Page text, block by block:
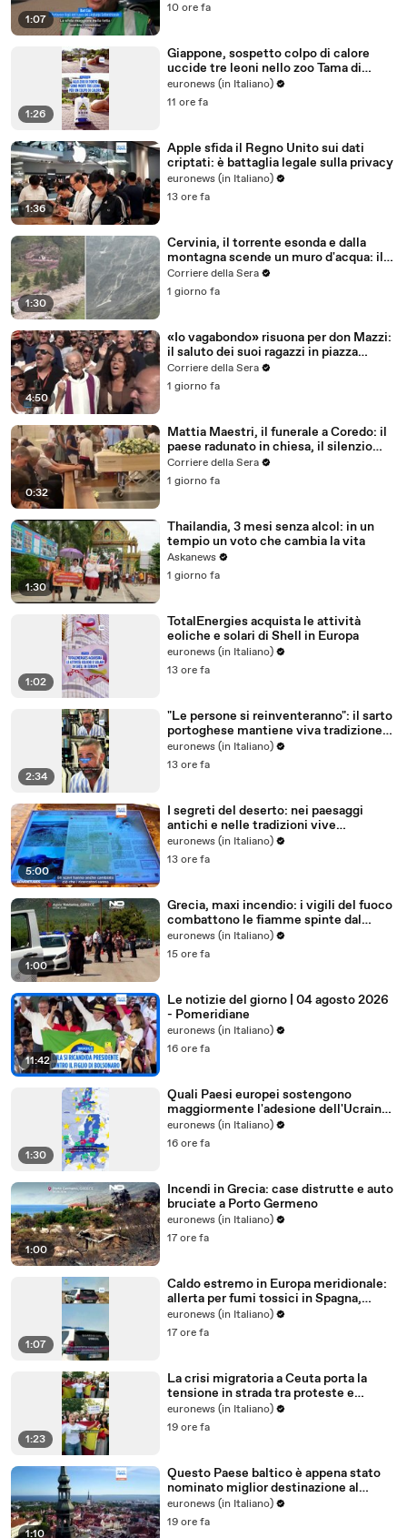
1:07
10 ore fa
1:26
Giappone, sospetto colpo di calore
uccide tre leoni nello zoo Tama di
Tokyo
euronews (in Italiano)
11 ore fa
1:36
Apple sfida il Regno Unito sui dati
criptati: è battaglia legale sulla privacy
euronews (in Italiano)
13 ore fa
1:30
Cervinia, il torrente esonda e dalla
montagna scende un muro d'acqua: il
video del nubifragio
Corriere della Sera
1 giorno fa
4:50
«Io vagabondo» risuona per don Mazzi:
il saluto dei suoi ragazzi in piazza
Sant'Ambrogio
Corriere della Sera
1 giorno fa
0:32
Mattia Maestri, il funerale a Coredo: il
paese radunato in chiesa, il silenzio
della famiglia, gli abbracci
Corriere della Sera
1 giorno fa
1:30
Thailandia, 3 mesi senza alcol: in un
tempio un voto che cambia la vita
Askanews
1 giorno fa
1:02
TotalEnergies acquista le attività
eoliche e solari di Shell in Europa
euronews (in Italiano)
13 ore fa
2:34
"Le persone si reinventeranno": il sarto
portoghese mantiene viva tradizione
degli abiti su misura
euronews (in Italiano)
13 ore fa
5:00
I segreti del deserto: nei paesaggi
antichi e nelle tradizioni vive
dell'Uzbekistan
euronews (in Italiano)
13 ore fa
1:00
Grecia, maxi incendio: i vigili del fuoco
combattono le fiamme spinte dal
vento
euronews (in Italiano)
15 ore fa
11:42
Le notizie del giorno | 04 agosto 2026
- Pomeridiane
euronews (in Italiano)
16 ore fa
1:30
Quali Paesi europei sostengono
maggiormente l'adesione dell'Ucraina
all'Ue?
euronews (in Italiano)
16 ore fa
1:00
Incendi in Grecia: case distrutte e auto
bruciate a Porto Germeno
euronews (in Italiano)
17 ore fa
1:07
Caldo estremo in Europa meridionale:
allerta per fumi tossici in Spagna,
Francia ferma reattori
euronews (in Italiano)
17 ore fa
1:23
La crisi migratoria a Ceuta porta la
tensione in strada tra proteste e
critiche al governo
euronews (in Italiano)
19 ore fa
1:10
Questo Paese baltico è appena stato
nominato miglior destinazione al
mondo per trasferirsi nel 2026
euronews (in Italiano)
19 ore fa